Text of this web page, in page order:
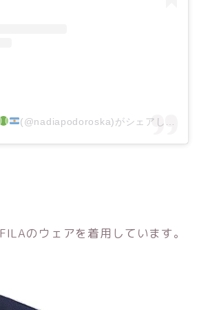
(@nadiapodoroska)がシェアした投稿
のウェアを着用しています。